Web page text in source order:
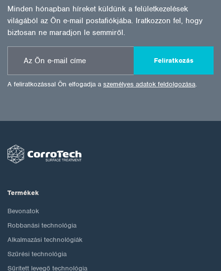
Minden hónapban híreket küldünk a felületkezelések
világából az Ön e-mail postafiókjába. Iratkozzon fel, hogy
biztosan ne maradjon le semmiről.
Feliratkozás
A feliratkozással Ön elfogadja a személyes adatok feldolgozása.
Termékek
Bevonatok
Robbanási technológia
Alkalmazási technológiák
Szűrési technológia
Sűrített levegő technológia